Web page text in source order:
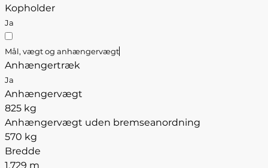
Kopholder
Ja
Mål, vægt og anhængervægt
Anhængertræk
Ja
Anhængervægt
825 kg
Anhængervægt uden bremseanordning
570 kg
Bredde
1,729 m